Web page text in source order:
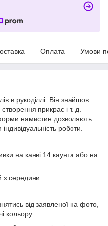
Оплата Умови
в рукоділлі. Він знайшов
прикрас і т. д.
намистин дозволяють
роботи.
на канві 14 каунта або на
з середини
від заявленої на фото,
кольору.